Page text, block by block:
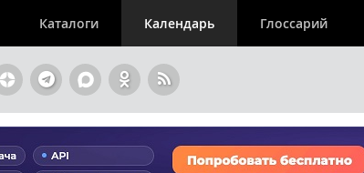
Каталоги Календарь Глоссарий